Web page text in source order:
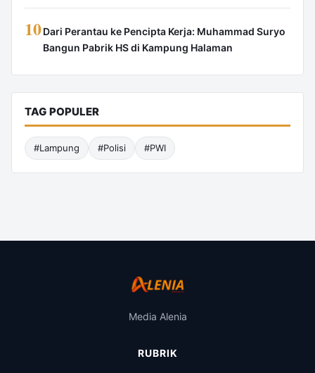
10Dari Perantau ke Pencipta Kerja: Muhammad Suryo
Bangun Pabrik HS di Kampung Halaman
TAG POPULER
#Lampung #Polisi #PWI
Media Alenia
RUBRIK